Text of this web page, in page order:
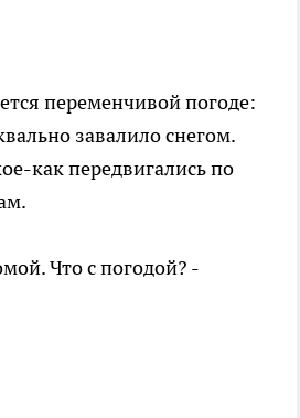
переменчивой погоде:
завалило снегом.
как передвигались по
Что с погодой? -